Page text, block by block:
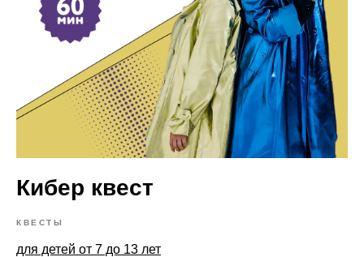
Кибер квест
КВЕСТЫ
для детей от 7 до 13 лет